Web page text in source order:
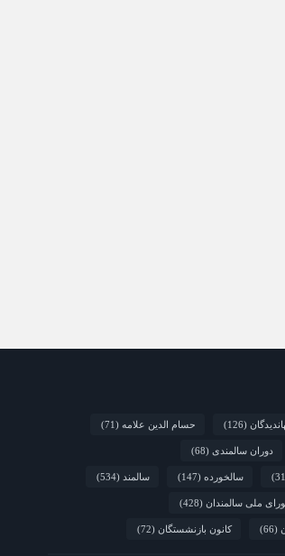
(126) حسام الدین علامه (71)
دوران سالمندی (68)
سالخورده (147) سالمند (534)
ملی سالمندان (428)
(66) کانون بازنشستگان (72)